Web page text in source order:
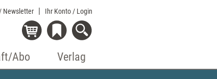
Newsletter Ihr Konto / Login
Abo Verlag